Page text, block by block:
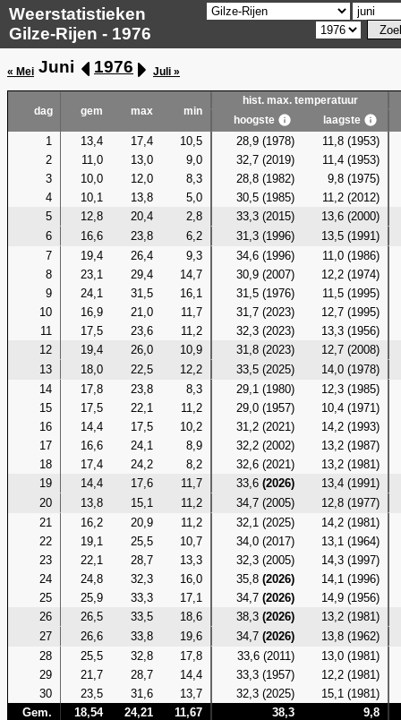
Weerstatistieken
Gilze-Rijen - 1976
« Mei Juni 1976 Juli »
dag gem max min
hist. max. temperatuur
hoogste
laagste
1 13,4 17,4 10,5 28,9 (1978)
11,8 (1953)
2
11,0 13,0 9,0 32,7 (2019)
11,4 (1953)
3
10,0 12,0 8,3 28,8 (1982)
9,8 (1975)
4
10,1 13,8 5,0 30,5 (1985)
11,2 (2012)
5
12,8 20,4 2,8 33,3 (2015)
13,6 (2000)
6
16,6 23,8 6,2 31,3 (1996)
13,5 (1991)
7
19,4 26,4 9,3 34,6 (1996)
11,0 (1986)
8
23,1 29,4 14,7 30,9 (2007)
12,2 (1974)
9
24,1 31,5 16,1 31,5 (1976)
11,5 (1995)
10
16,9 21,0 11,7 31,7 (2023)
12,7 (1995)
11
17,5 23,6 11,2 32,3 (2023)
13,3 (1956)
12
19,4 26,0 10,9 31,8 (2023)
12,7 (2008)
13
18,0 22,5 12,2 33,5 (2025)
14,0 (1978)
14
17,8 23,8 8,3 29,1 (1980)
12,3 (1985)
15
17,5 22,1 11,2 29,0 (1957)
10,4 (1971)
16
14,4 17,5 10,2 31,2 (2021)
14,2 (1993)
17
16,6 24,1 8,9 32,2 (2002)
13,2 (1987)
18
17,4 24,2 8,2 32,6 (2021)
13,2 (1981)
19
14,4 17,6 11,7 33,6(2026)
13,4 (1991)
20
13,8 15,1 11,2 34,7 (2005)
12,8 (1977)
21
16,2 20,9 11,2 32,1 (2025)
14,2 (1981)
22
19,1 25,5 10,7 34,0 (2017)
13,1 (1964)
23
22,1 28,7 13,3 32,3 (2005)
14,3 (1997)
24
24,8 32,3 16,0 35,8(2026)
14,1 (1996)
25
25,9 33,3 17,1 34,7(2026)
14,9 (1956)
26
26,5 33,5 18,6 38,3(2026)
13,2 (1981)
27
26,6 33,8 19,6 34,7(2026)
13,8 (1962)
28
25,5 32,8 17,8 33,6 (2011)
13,0 (1981)
29
21,7 28,7 14,4 33,3 (1957)
12,2 (1981)
30
23,5 31,6 13,7 32,3 (2025)
15,1 (1981)
Gem.
18,54 24,21 11,67 38,3 9,8